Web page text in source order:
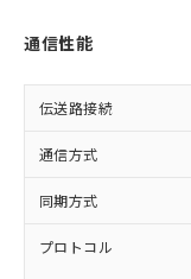
通信性能
伝送路接続
通信方式
同期方式
プロトコル
物質の対応
荷製品に未
欄に対応
既に当社に
り、2022年
す。